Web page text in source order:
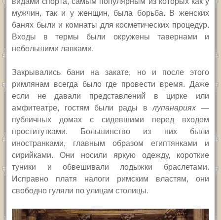
мужчин, так и у женщин, была борьба. В женских
банях были и комнаты для косметических процедур.
Входы в термы были окружены тавернами и
небольшими лавками.
Закрывались бани на закате, но и после этого
римлянам всегда было где провести время. Даже
если не давали представлений в цирке или
амфитеатре, гостям были рады влупанариях —
публичных домах с сидевшими перед входом
проститутками. Большинство из них были
иностранками, главным образом египтянками и
сирийками. Они носили яркую одежду, короткие
туники и обвешивали лодыжки браслетами.
Исправно платя налоги римским властям, они
свободно гуляли по улицам столицы.